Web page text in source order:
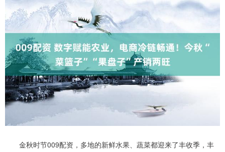
金秋时节009配资，多地的新鲜水果、蔬菜都迎来了丰收季，丰